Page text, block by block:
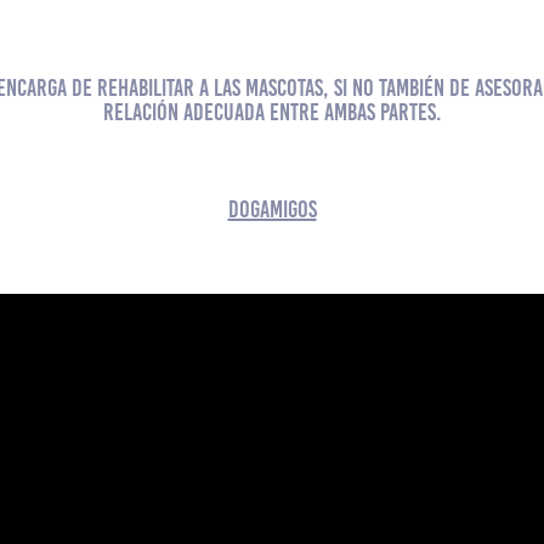
de rehabilitar a las mascotas, si no también de
relación adecuada entre ambas partes.
DogAmigos